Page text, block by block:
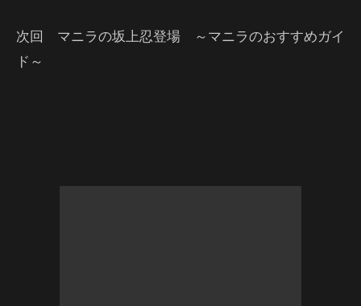
次回 マニラの坂上忍登場 ～マニラのおすすめガイ
ド～